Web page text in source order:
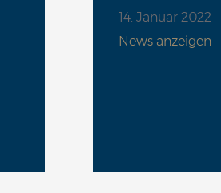
14. Januar 2022
News anzeigen